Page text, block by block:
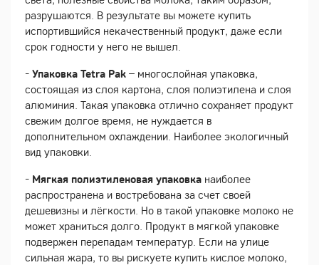
разрушаются. В результате вы можете купить
испортившийся некачественный продукт, даже если
срок годности у него не вышел.
- Упаковка Tetra Pak – многослойная упаковка,
состоящая из слоя картона, слоя полиэтилена и слоя
алюминия. Такая упаковка отлично сохраняет продукт
свежим долгое время, не нуждается в
дополнительном охлаждении. Наиболее экологичный
вид упаковки.
- Мягкая полиэтиленовая упаковка наиболее
распространена и востребована за счет своей
дешевизны и лёгкости. Но в такой упаковке молоко не
может храниться долго. Продукт в мягкой упаковке
подвержен перепадам температур. Если на улице
сильная жара, то вы рискуете купить кислое молоко,